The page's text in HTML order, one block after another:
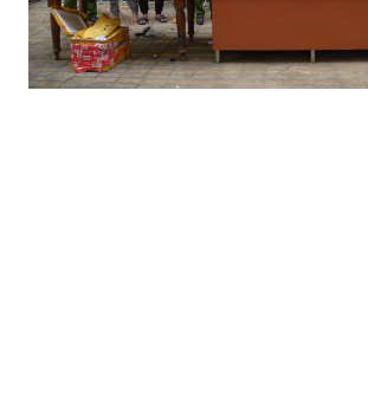
Điểm tin Pháp Luật ngày 01/07:
xuất vũ khí cực 'khủng' tại TPHCM,